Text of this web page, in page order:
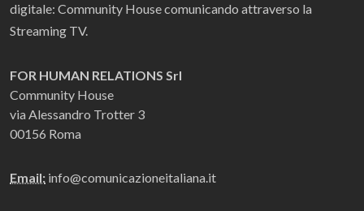
digitale: Community House comunicando attraverso la
Streaming TV.
FOR HUMAN RELATIONS Srl
Community House
via Alessandro Trotter 3
00156 Roma
Email: info@comunicazioneitaliana.it